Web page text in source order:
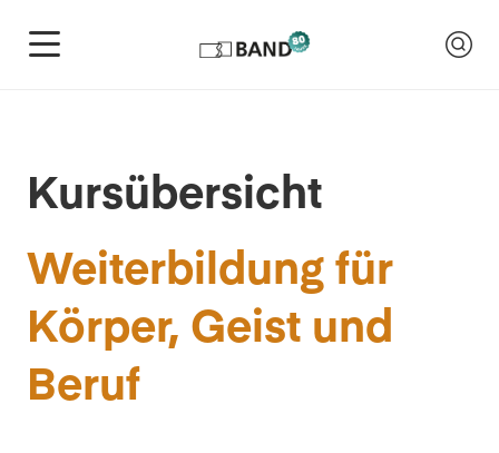
Kursübersicht
Weiterbildung für
Körper, Geist und
Beruf